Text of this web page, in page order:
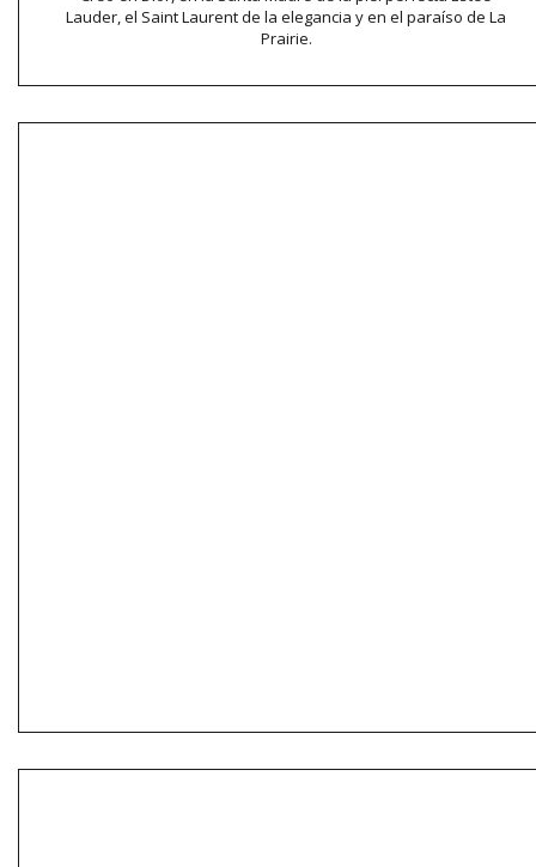
Lauder, el Saint Laurent de la elegancia y en el paraíso de La
Prairie.